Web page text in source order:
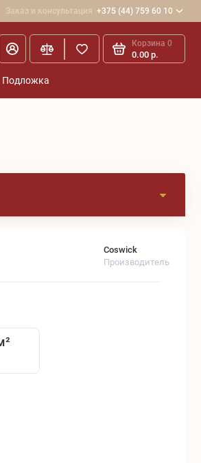
Заказ и консультация +375 (44) 759 60 10
Корзина 0
0.00 р.
Подложка
Coswick
Производитель